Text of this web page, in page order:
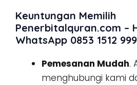
Keuntungan Memilih
Penerbitalquran.com –
WhatsApp 0853 1512
Pemesanan Mudah.
menghubungi kami